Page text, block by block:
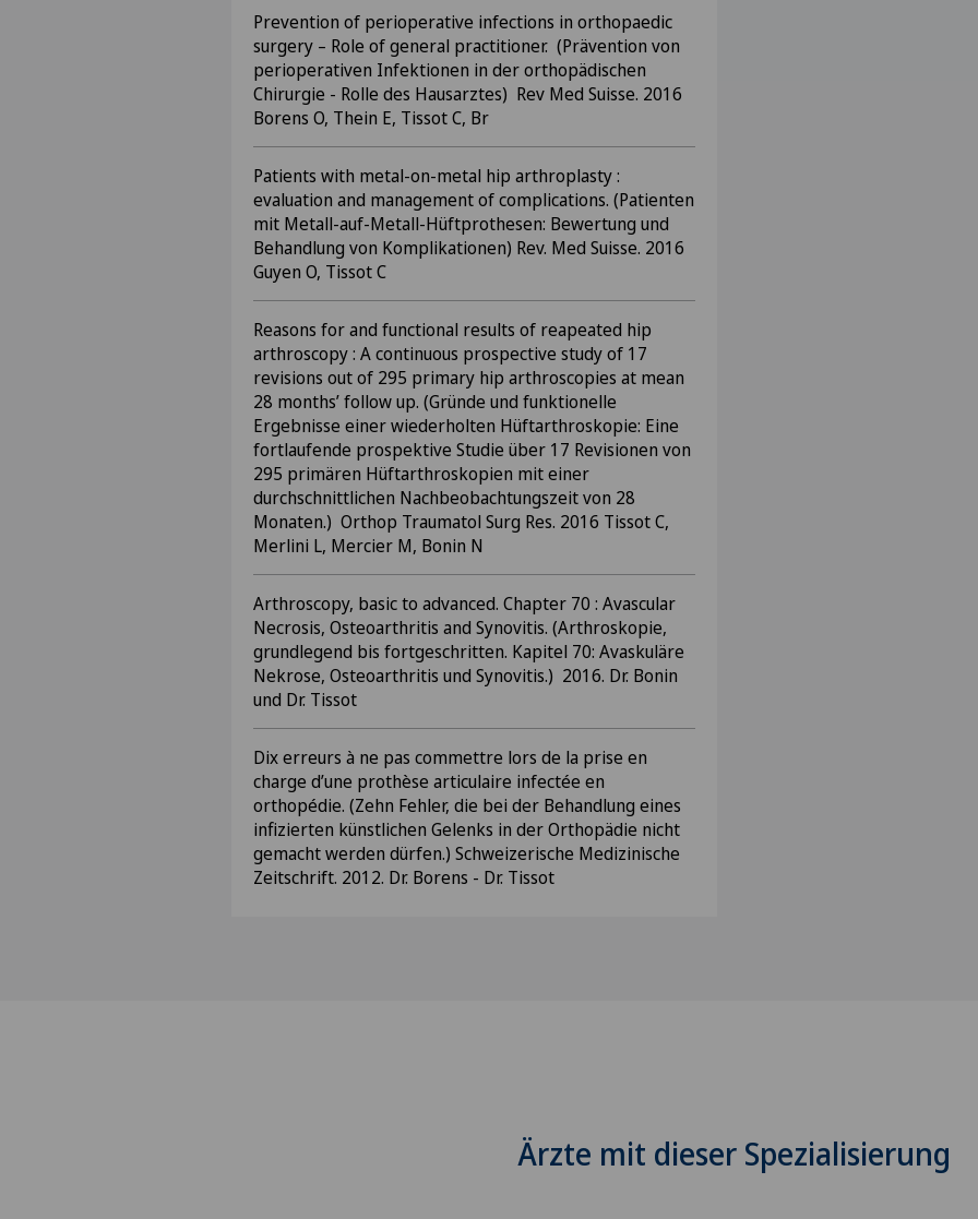
Prevention of perioperative infections in orthopaedic
surgery – Role of general practitioner. (Prävention von
perioperativen Infektionen in der orthopädischen
Chirurgie - Rolle des Hausarztes) Rev Med Suisse. 2016
Borens O, Thein E, Tissot C, Br
Patients with metal-on-metal hip arthroplasty :
evaluation and management of complications. (Patienten
mit Metall-auf-Metall-Hüftprothesen: Bewertung und
Behandlung von Komplikationen) Rev. Med Suisse. 2016
Guyen O, Tissot C
Reasons for and functional results of reapeated hip
arthroscopy : A continuous prospective study of 17
revisions out of 295 primary hip arthroscopies at mean
28 months’ follow up. (Gründe und funktionelle
Ergebnisse einer wiederholten Hüftarthroskopie: Eine
fortlaufende prospektive Studie über 17 Revisionen von
295 primären Hüftarthroskopien mit einer
durchschnittlichen Nachbeobachtungszeit von 28
Monaten.) Orthop Traumatol Surg Res. 2016 Tissot C,
Merlini L, Mercier M, Bonin N
Arthroscopy, basic to advanced. Chapter 70 : Avascular
Necrosis, Osteoarthritis and Synovitis. (Arthroskopie,
grundlegend bis fortgeschritten. Kapitel 70: Avaskuläre
Nekrose, Osteoarthritis und Synovitis.) 2016. Dr. Bonin
und Dr. Tissot
Dix erreurs à ne pas commettre lors de la prise en
charge d’une prothèse articulaire infectée en
orthopédie. (Zehn Fehler, die bei der Behandlung eines
infizierten künstlichen Gelenks in der Orthopädie nicht
gemacht werden dürfen.) Schweizerische Medizinische
Zeitschrift. 2012. Dr. Borens - Dr. Tissot
Ärzte mit dieser Spezialisierung